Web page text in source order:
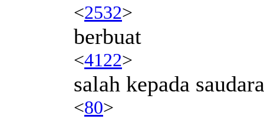
<2532>
berbuat
<4122>
salah kepada
<80>